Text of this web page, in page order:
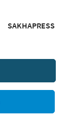
SAKHAPRESS